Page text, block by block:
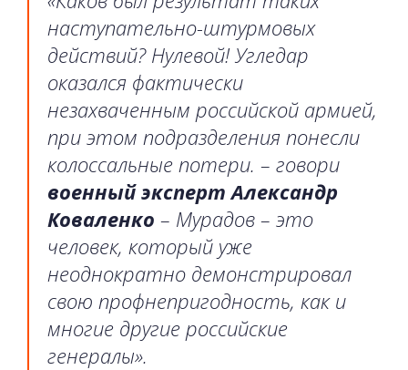
наступательно-штурмовых
действий? Нулевой! Угледар
оказался фактически
незахваченным российской армией,
при этом подразделения понесли
колоссальные потери. – говори
военный эксперт Александр
Коваленко – Мурадов – это
человек, который уже
неоднократно демонстрировал
свою профнепригодность, как и
многие другие российские
генералы».